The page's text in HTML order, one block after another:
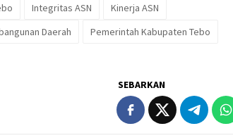
Integritas ASN
Kinerja ASN
Daerah
Pemerintah Kabupaten Tebo
SEBARKAN